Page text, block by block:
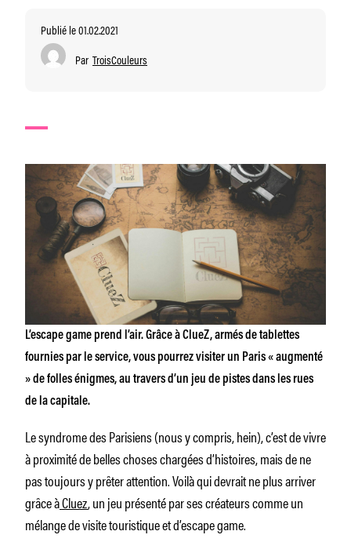
Publié le 01.02.2021
Par TroisCouleurs
L’escape game prend l’air. Grâce à ClueZ, armés de tablettes
fournies par le service, vous pourrez visiter un Paris « augmenté
» de folles énigmes, au travers d’un jeu de pistes dans les rues
de la capitale.
Le syndrome des Parisiens (nous y compris, hein), c’est de vivre
à proximité de belles choses chargées d’histoires, mais de ne
pas toujours y prêter attention. Voilà qui devrait ne plus arriver
grâce àCluez, un jeu présenté par ses créateurs comme un
mélange de visite touristique et d’escape game.